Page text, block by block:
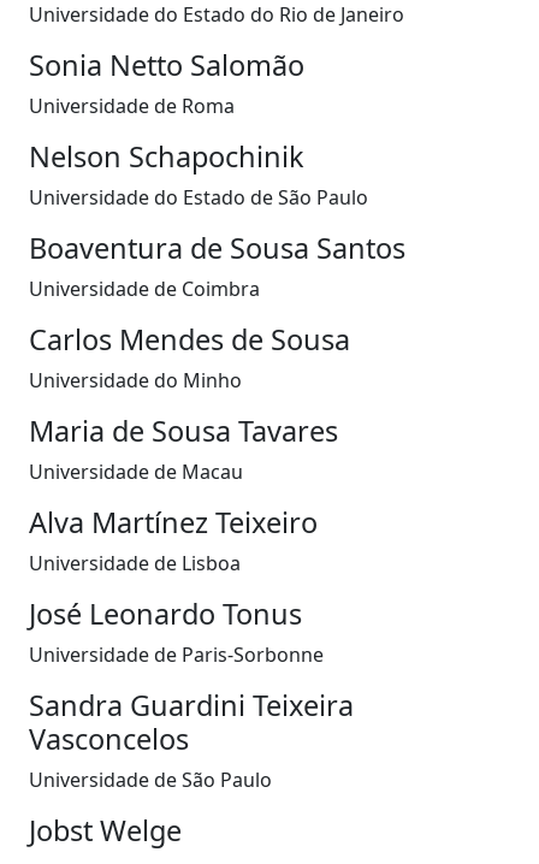
Universidade do Estado do Rio de Janeiro
Sonia Netto Salomão
Universidade de Roma
Nelson Schapochinik
Universidade do Estado de São Paulo
Boaventura de Sousa Santos
Universidade de Coimbra
Carlos Mendes de Sousa
Universidade do Minho
Maria de Sousa Tavares
Universidade de Macau
Alva Martínez Teixeiro
Universidade de Lisboa
José Leonardo Tonus
Universidade de Paris-Sorbonne
Sandra Guardini Teixeira
Vasconcelos
Universidade de São Paulo
Jobst Welge